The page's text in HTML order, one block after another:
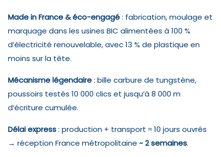
Made in France & éco-engagé: fabrication, moulage et
marquage dans les usines BIC alimentées à 100 %
d’électricité renouvelable, avec 13 % de plastique en
moins sur la tête.
Mécanisme légendaire: bille carbure de tungstène,
poussoirs testés 10 000 clics et jusqu’à 8 000 m
d’écriture cumulée.
Délai express: production + transport ≈ 10 jours ouvrés
→ réception France métropolitaine ~ 2 semaines.